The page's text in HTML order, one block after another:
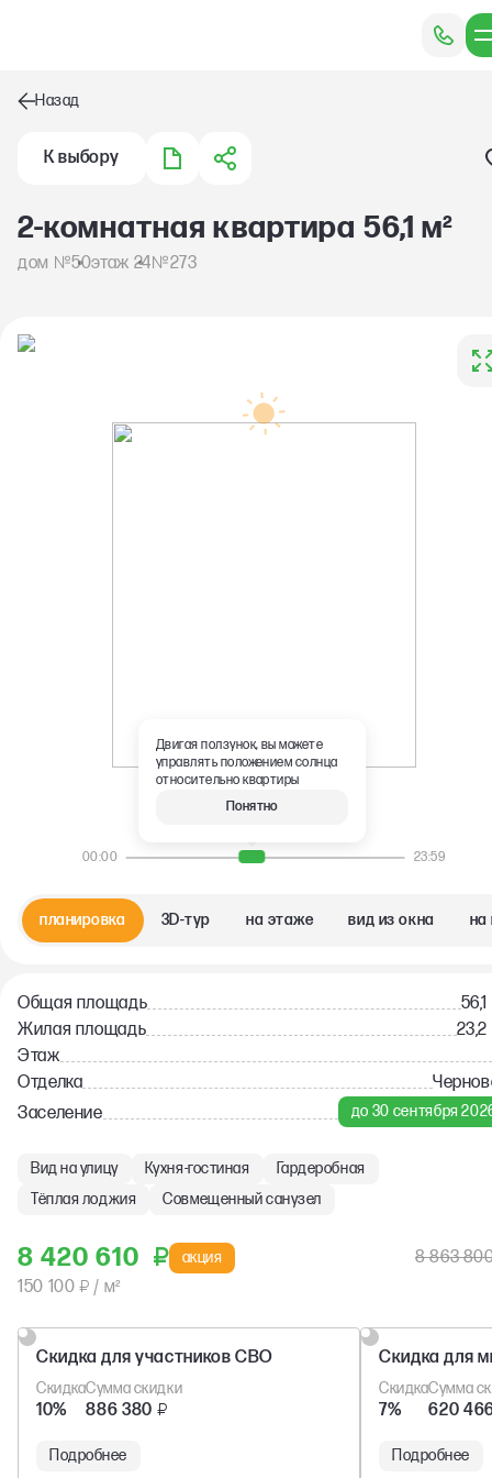
Назад
2-комнатная квартира 56,1 м²
дом №50этаж 24№273
планировка 3D-тур на этаже вид из окна на
00:00
Двигая ползунок, вы можете
управлять положением солнца
относительно квартиры
Понятно
23:59
8 420 610 ₽ акция
8 863
150 100₽ / м²
Скидка для участников СВО
Подробнее
Скидка
10%
Сумма скидки
886 380 ₽
Скидка для
Подробнее
Скидка
7%
Сумма
620
Общая площадь
Жилая площадь
23,2
Этаж
Отделка
Заселение
до 30 сентября
Вид на улицу Кухня-гостиная
Гардеробная
Тёплая лоджия
Совмещенный санузел